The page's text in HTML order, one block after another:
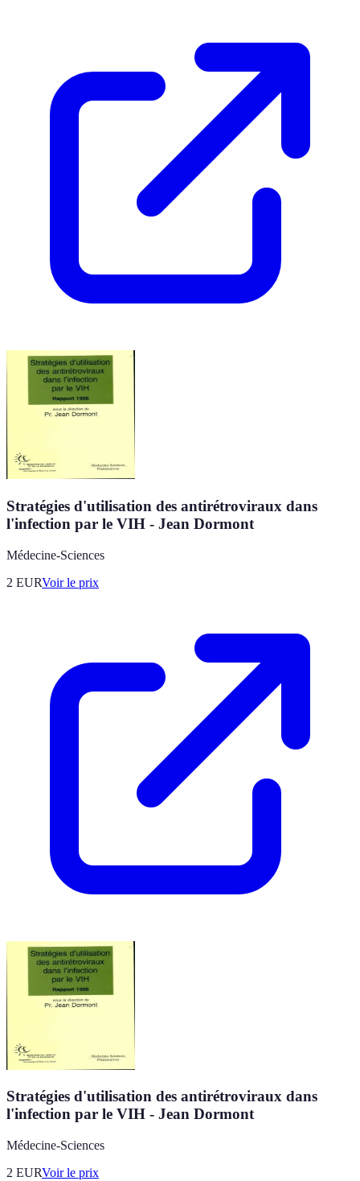
Stratégies d'utilisation des antirétroviraux dans
l'infection par le VIH - Jean Dormont
Médecine-Sciences
2 EURVoir le prix
Stratégies d'utilisation des antirétroviraux dans
l'infection par le VIH - Jean Dormont
Médecine-Sciences
2 EURVoir le prix